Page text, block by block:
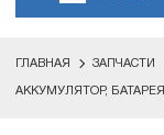
ГЛАВНАЯ ЗАПЧАСТИ
АККУМУЛЯТОР, БАТАРЕЯ